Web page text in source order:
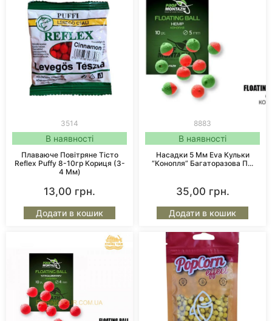
3514
В наявності
Плаваюче Повітряне Тісто
Reflex Puffy 8-10гр Кориця (3-
4 Мм)
13,00 грн.
Додати в кошик
8883
В наявності
Насадки 5 Мм Eva Кульки
“Конопля” Багаторазова П...
35,00 грн.
Додати в кошик